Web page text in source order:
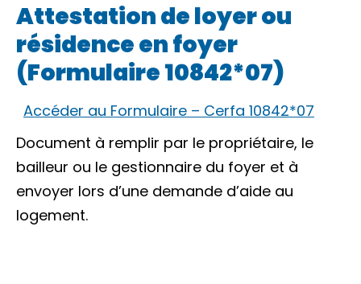
Attestation de loyer ou
résidence en foyer
(Formulaire 10842*07)
Accéder au Formulaire – Cerfa 10842*07
Document à remplir par le propriétaire, le
bailleur ou le gestionnaire du foyer et à
envoyer lors d’une demande d’aide au
logement.